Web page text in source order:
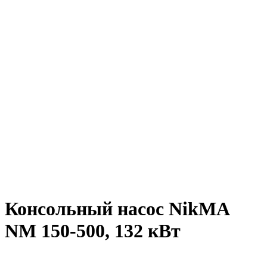
Консольный насос NikMA
NM 150-500, 132 кВт